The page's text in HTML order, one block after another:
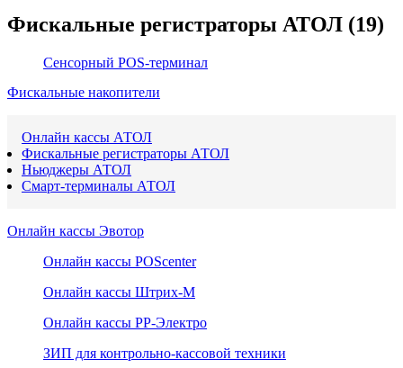
Фискальные регистраторы АТОЛ (19)
Сенсорный POS-терминал
Фискальные накопители
Онлайн кассы АТОЛ
Фискальные регистраторы АТОЛ
Ньюджеры АТОЛ
Смарт-терминалы АТОЛ
Онлайн кассы Эвотор
Онлайн кассы POScenter
Онлайн кассы Штрих-М
Онлайн кассы РР-Электро
ЗИП для контрольно-кассовой техники